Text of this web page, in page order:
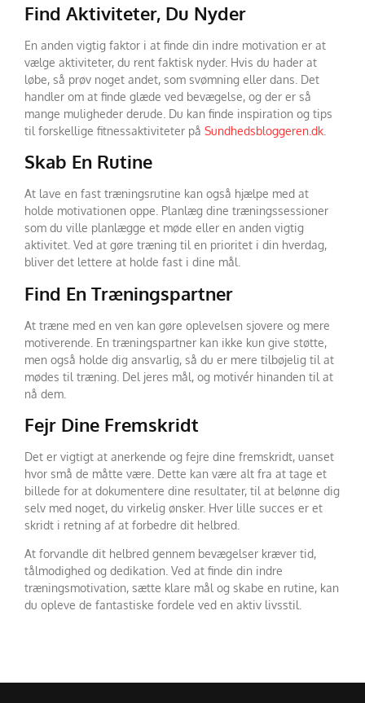
Find Aktiviteter, Du Nyder
En anden vigtig faktor i at finde din indre motivation er at
vælge aktiviteter, du rent faktisk nyder. Hvis du hader at
løbe, så prøv noget andet, som svømning eller dans. Det
handler om at finde glæde ved bevægelse, og der er så
mange muligheder derude. Du kan finde inspiration og tips
til forskellige fitnessaktiviteter på Sundhedsbloggeren.dk
Skab En Rutine
At lave en fast træningsrutine kan også hjælpe med at
holde motivationen oppe. Planlæg dine træningssessioner
som du ville planlægge et møde eller en anden vigtig
aktivitet. Ved at gøre træning til en prioritet i din hverdag,
bliver det lettere at holde fast i dine mål.
Find En Træningspartner
At træne med en ven kan gøre oplevelsen sjovere og mere
motiverende. En træningspartner kan ikke kun give støtte,
men også holde dig ansvarlig, så du er mere tilbøjelig til at
mødes til træning. Del jeres mål, og motivér hinanden til at
nå dem.
Fejr Dine Fremskridt
Det er vigtigt at anerkende og fejre dine fremskridt, uanset
hvor små de måtte være. Dette kan være alt fra at tage et
billede for at dokumentere dine resultater, til at belønne dig
selv med noget, du virkelig ønsker. Hver lille succes er et
skridt i retning af at forbedre dit helbred.
At forvandle dit helbred gennem bevægelser kræver tid,
tålmodighed og dedikation. Ved at finde din indre
træningsmotivation, sætte klare mål og skabe en rutine, kan
du opleve de fantastiske fordele ved en aktiv livsstil.